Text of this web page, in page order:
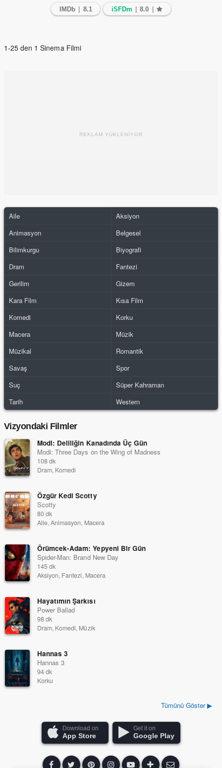
IMDb 8.1 iSFDm 8.0
1-25 den 1 Sinema Filmi
REKLAM YÜKLENİYOR
Aile
Aksiyon
Animasyon
Belgesel
Bilimkurgu
Biyografi
Dram
Fantezi
Gerilim
Gizem
Kara Film
Kısa Film
Komedi
Korku
Macera
Müzik
Müzikal
Romantik
Savaş
Spor
Suç
Süper Kahraman
Tarih
Western
Vizyondaki Filmler
Modi: Deliliğin Kanadında Üç Gün
Modi: Three Days on the Wing of Madness
108 dk
Dram, Komedi
Özgür Kedi Scotty
Scotty
80 dk
Aile, Animasyon, Macera
Örümcek-Adam: Yepyeni Bir Gün
Spider-Man: Brand New Day
145 dk
Aksiyon, Fantezi, Macera
Hayatımın Şarkısı
Power Ballad
98 dk
Dram, Komedi, Müzik
Hannas 3
Hannas 3
94 dk
Korku
Tümünü Göster ▶
Download on
App Store
Get it on
Google Play